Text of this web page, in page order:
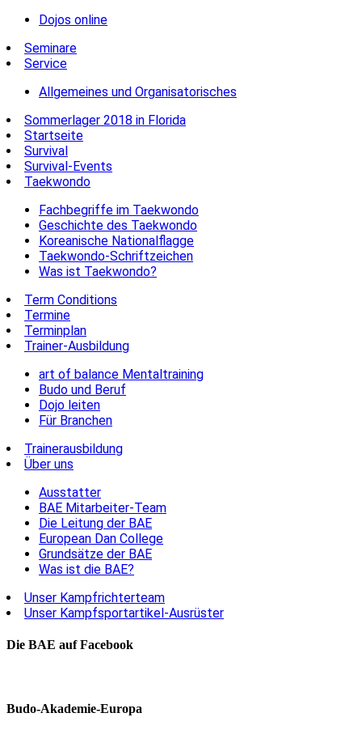
Dojos online
Seminare
Service
Allgemeines und Organisatorisches
Sommerlager 2018 in Florida
Startseite
Survival
Survival-Events
Taekwondo
Fachbegriffe im Taekwondo
Geschichte des Taekwondo
Koreanische Nationalflagge
Taekwondo-Schriftzeichen
Was ist Taekwondo?
Term Conditions
Termine
Terminplan
Trainer-Ausbildung
art of balance Mentaltraining
Budo und Beruf
Dojo leiten
Für Branchen
Trainerausbildung
Über uns
Ausstatter
BAE Mitarbeiter-Team
Die Leitung der BAE
European Dan College
Grundsätze der BAE
Was ist die BAE?
Unser Kampfrichterteam
Unser Kampfsportartikel-Ausrüster
Die BAE auf Facebook
Budo-Akademie-Europa